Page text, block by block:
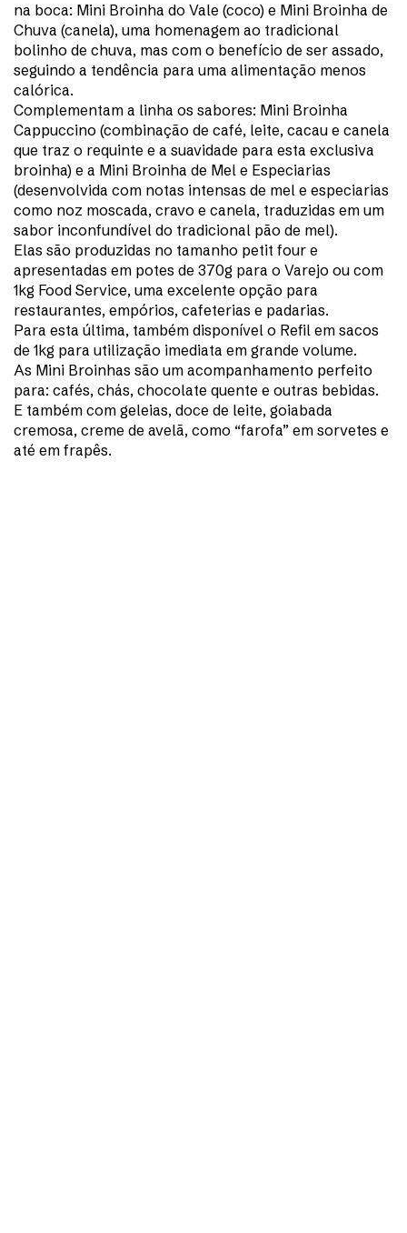
na boca: Mini Broinha do Vale (coco) e Mini Broinha de
Chuva (canela), uma homenagem ao tradicional
bolinho de chuva, mas com o benefício de ser assado,
seguindo a tendência para uma alimentação menos
calórica.
Complementam a linha os sabores: Mini Broinha
Cappuccino (combinação de café, leite, cacau e canela
que traz o requinte e a suavidade para esta exclusiva
broinha) e a Mini Broinha de Mel e Especiarias
(desenvolvida com notas intensas de mel e especiarias
como noz moscada, cravo e canela, traduzidas em um
sabor inconfundível do tradicional pão de mel).
Elas são produzidas no tamanho petit four e
apresentadas em potes de 370g para o Varejo ou com
1kg Food Service, uma excelente opção para
restaurantes, empórios, cafeterias e padarias.
Para esta última, também disponível o Refil em sacos
de 1kg para utilização imediata em grande volume.
As Mini Broinhas são um acompanhamento perfeito
para: cafés, chás, chocolate quente e outras bebidas.
E também com geleias, doce de leite, goiabada
cremosa, creme de avelã, como “farofa” em sorvetes e
até em frapês.